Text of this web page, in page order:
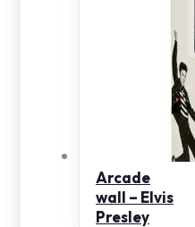
Arcade
wall – Elvis
Presley